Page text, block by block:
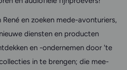
René en zoeken mede-avonturiers,
diensten en producten
en -ondernemen door 'te
in te brengen; die mee-